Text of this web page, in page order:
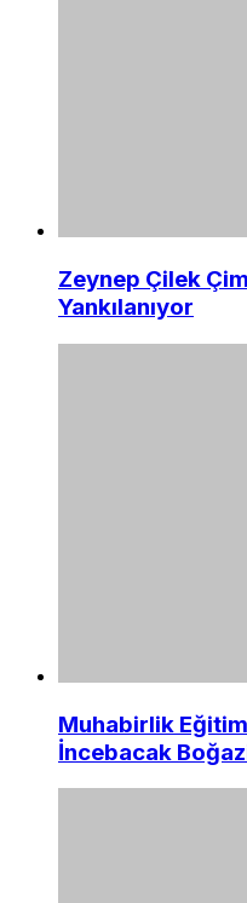
Zeynep Çilek
Yankılanıyor
Muhabirlik
İncebacak